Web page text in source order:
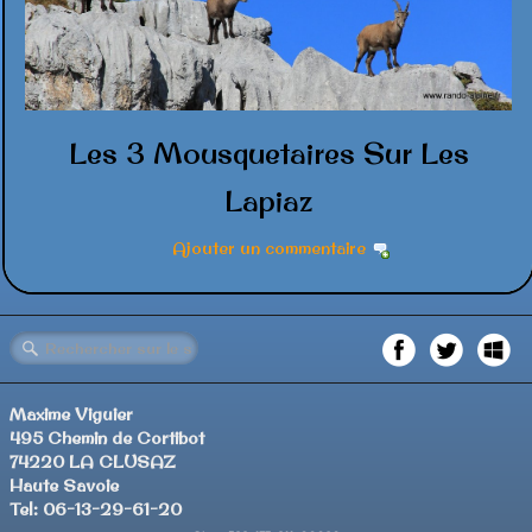
Les 3 Mousquetaires Sur Les
Lapiaz
Ajouter un commentaire
Maxime Viguier
495 Chemin de Cortibot
74220 LA CLUSAZ
Haute Savoie
Tel: 06-13-29-61-20